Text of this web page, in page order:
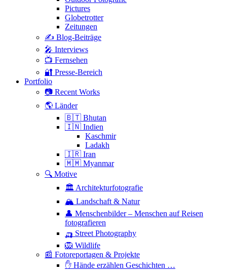
Pictures
Globetrotter
Zeitungen
✍️ Blog-Beiträge
🎤 Interviews
📺 Fernsehen
🔐 Presse-Bereich
Portfolio
📷 Recent Works
🌎 Länder
🇧🇹 Bhutan
🇮🇳 Indien
Kaschmir
Ladakh
🇮🇷 Iran
🇲🇲 Myanmar
🔍 Motive
🏛 Architekturfotografie
🏔 Landschaft & Natur
👤 Menschenbilder – Menschen auf Reisen
fotografieren
🛺 Street Photography
🦁 Wildlife
📰 Fotoreportagen & Projekte
✋ Hände erzählen Geschichten …